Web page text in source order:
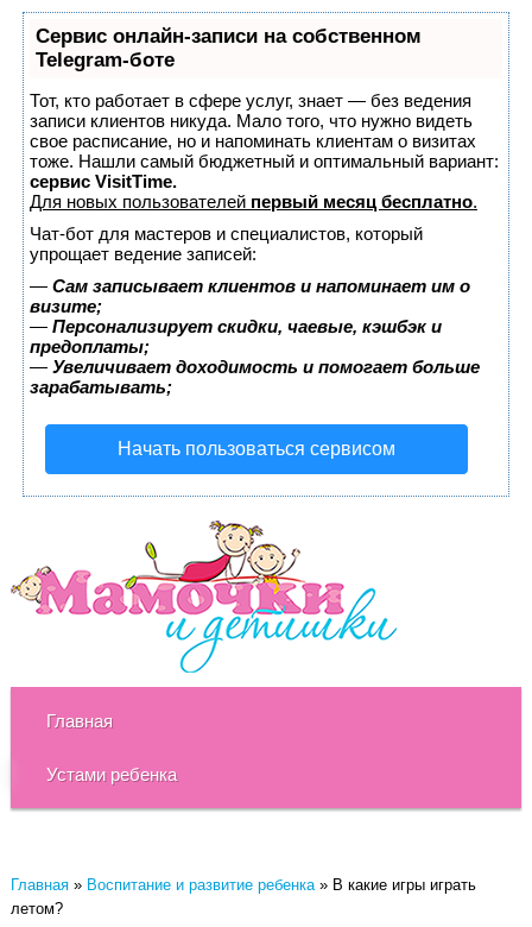
Сервис онлайн-записи на собственном
Telegram-боте
Тот, кто работает в сфере услуг, знает — без ведения
записи клиентов никуда. Мало того, что нужно видеть
свое расписание, но и напоминать клиентам о визитах
тоже. Нашли самый бюджетный и оптимальный вариант:
сервис VisitTime.
Для новых пользователей первый месяц бесплатно.
Чат-бот для мастеров и специалистов, который
упрощает ведение записей:
— Сам записывает клиентов и напоминает им о
визите;
— Персонализирует скидки, чаевые, кэшбэк и
предоплаты;
— Увеличивает доходимость и помогает больше
зарабатывать;
Начать пользоваться сервисом
Главная
Устами ребенка
Главная» Воспитание и развитие ребенка» В какие игры играть
летом?